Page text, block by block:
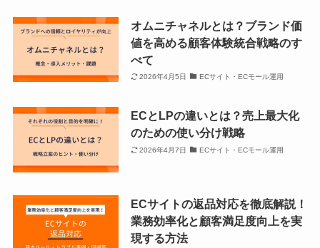
オムニチャネルとは？ブランド価
値を高める顧客体験統合戦略のす
べて
2026年4月5日 ECサイト・ECモール運用
ECとLPの違いとは？売上最大化
のための使い分け戦略
2026年4月7日 ECサイト・ECモール運用
ECサイトの返品対応を徹底解説！
業務効率化と顧客満足度向上を実
現する方法